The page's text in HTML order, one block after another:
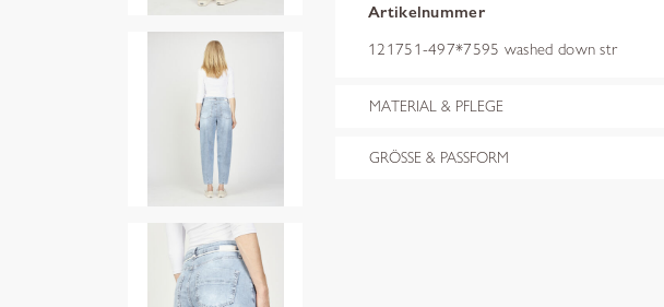
Artikelnummer
121751-497*7595 washed down str
MATERIAL & PFLEGE
GRÖSSE & PASSFORM